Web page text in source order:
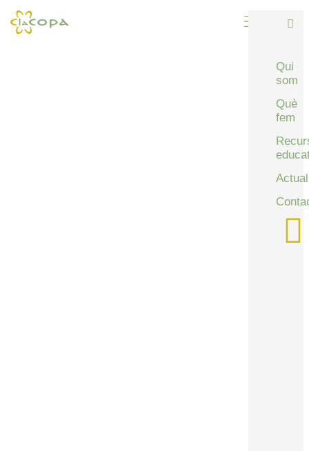
Qui
som
Què
fem